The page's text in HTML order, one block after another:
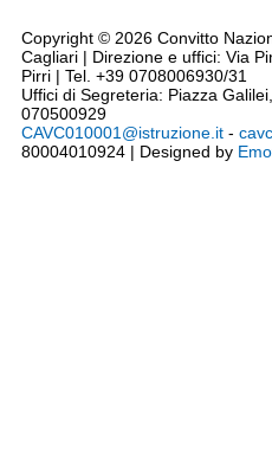
Copyright © 2026 Convitto
Cagliari | Direzione e uffici: Via
Pirri | Tel. +39 0708006930/31
Uffici di Segreteria: Piazza
070500929
CAVC010001@istruzione.it -
80004010924 | Designed by